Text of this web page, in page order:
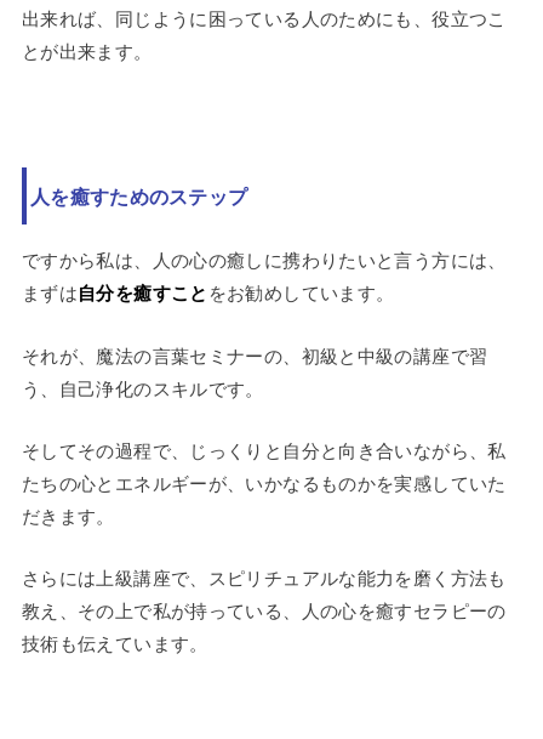
出来れば、同じように困っている人のためにも、役立つこ
とが出来ます。
人を癒すためのステップ
ですから私は、人の心の癒しに携わりたいと言う方には、
まずは自分を癒すこと をお勧めしています。
それが、魔法の言葉セミナーの、初級と中級の講座で習
う、自己浄化のスキルです。
そしてその過程で、じっくりと自分と向き合いながら、私
たちの心とエネルギーが、いかなるものかを実感していた
だきます。
さらには上級講座で、スピリチュアルな能力を磨く方法も
教え、その上で私が持っている、人の心を癒すセラピーの
技術も伝えています。